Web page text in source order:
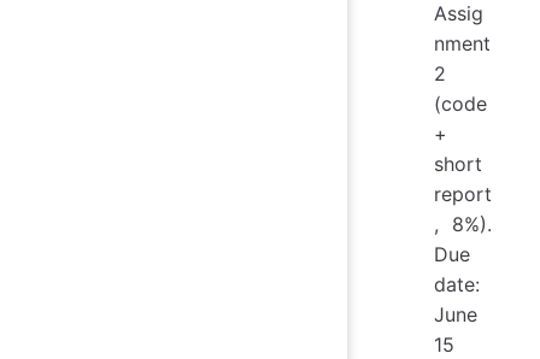
Assig
nment
2
(code
+
short
report
, 8%).
Due
date:
June
15